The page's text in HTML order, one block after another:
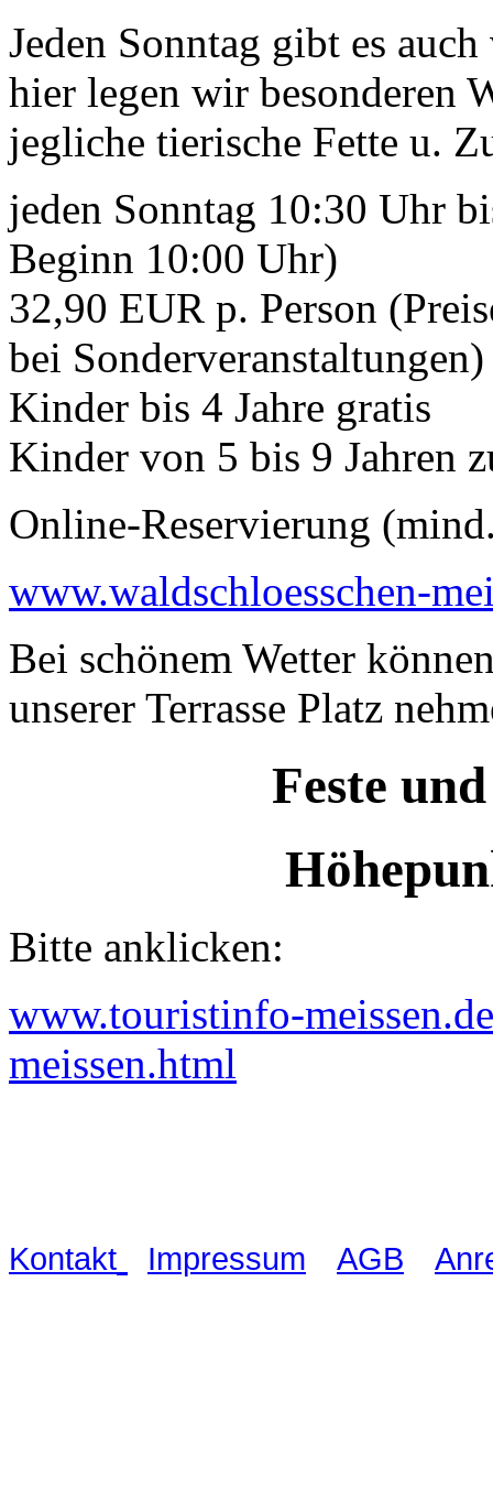
Jeden Sonntag gibt es
hier legen wir besonderen
jegliche tierische Fette u.
jeden Sonntag 10:30 Uhr
Beginn 10:00 Uhr)
32,90 EUR p. Person
bei Sonderveranstaltungen)
Kinder bis 4 Jahre gratis
Kinder von 5 bis 9 Jahren
Online-Reservierung
www.waldschloesschen-
Bei schönem Wetter
unserer Terrasse Platz
Feste
Bitte anklicken:
www.touristinfo-
meissen.html
Kontakt Impressum AGB